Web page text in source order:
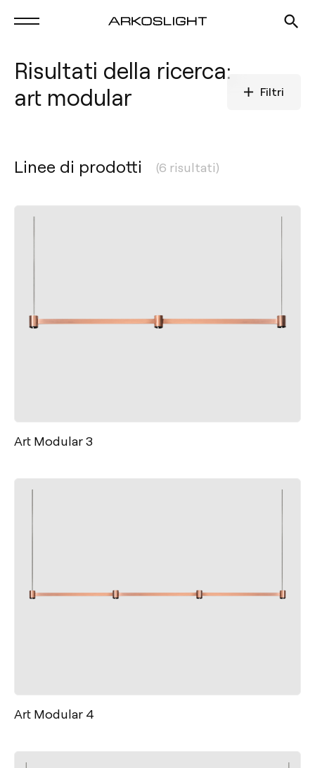
Filtri
Risultati della ricerca:
art modular
Linee di prodotti (6 risultati)
Art Modular 3
Art Modular 4